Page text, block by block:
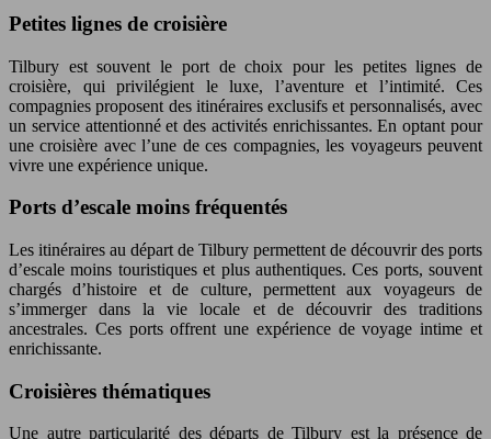
Petites lignes de croisière
Tilbury est souvent le port de choix pour les petites lignes de
croisière, qui privilégient le luxe, l’aventure et l’intimité. Ces
compagnies proposent des itinéraires exclusifs et personnalisés, avec
un service attentionné et des activités enrichissantes. En optant pour
une croisière avec l’une de ces compagnies, les voyageurs peuvent
vivre une expérience unique.
Ports d’escale moins fréquentés
Les itinéraires au départ de Tilbury permettent de découvrir des ports
d’escale moins touristiques et plus authentiques. Ces ports, souvent
chargés d’histoire et de culture, permettent aux voyageurs de
s’immerger dans la vie locale et de découvrir des traditions
ancestrales. Ces ports offrent une expérience de voyage intime et
enrichissante.
Croisières thématiques
Une autre particularité des départs de Tilbury est la présence de